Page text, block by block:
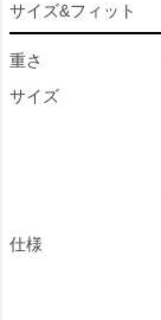
サイズ&フィット
重さ
サイズ
仕様